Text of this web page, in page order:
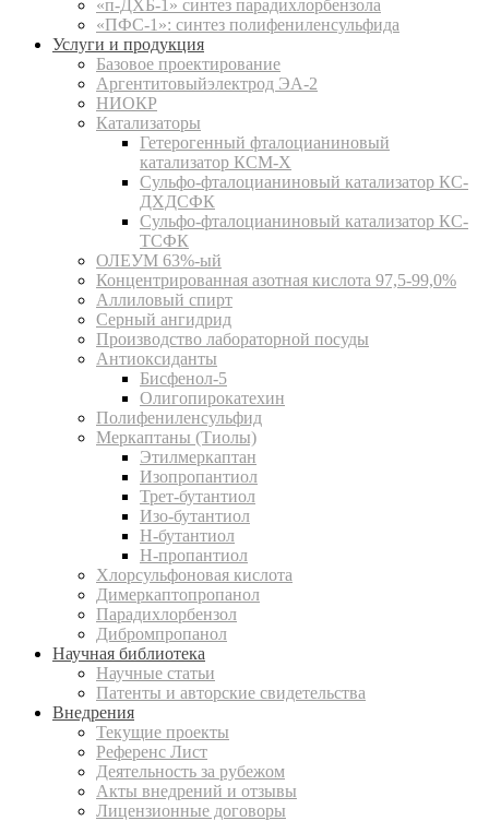
«п-ДХБ-1» синтез парадихлорбензола
«ПФС-1»: синтез полифениленсульфида
Услуги и продукция
Базовое проектирование
Аргентитовыйэлектрод ЭА-2
НИОКР
Катализаторы
Гетерогенный фталоцианиновый
катализатор КСМ-Х
Сульфо-фталоцианиновый катализатор КС-
ДХДСФК
Сульфо-фталоцианиновый катализатор КС-
ТСФК
ОЛЕУМ 63%-ый
Концентрированная азотная кислота 97,5-99,0%
Аллиловый спирт
Серный ангидрид
Производство лабораторной посуды
Антиоксиданты
Бисфенол-5
Олигопирокатехин
Полифениленсульфид
Меркаптаны (Тиолы)
Этилмеркаптан
Изопропантиол
Трет-бутантиол
Изо-бутантиол
Н-бутантиол
Н-пропантиол
Хлорсульфоновая кислота
Димеркаптопропанол
Парадихлорбензол
Дибромпропанол
Научная библиотека
Научные статьи
Патенты и авторские свидетельства
Внедрения
Текущие проекты
Референс Лист
Деятельность за рубежом
Акты внедрений и отзывы
Лицензионные договоры